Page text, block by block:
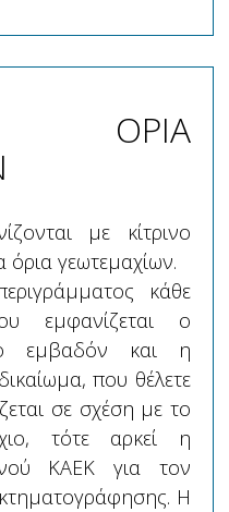
ΟΡΙΑ
με κίτρινο
γεωτεμαχίων.
κάθε
εμφανίζεται ο
εμβαδόν και η
που θέλετε
σε σχέση με το
τότε αρκεί η
ΚΑΕΚ για τον
Η